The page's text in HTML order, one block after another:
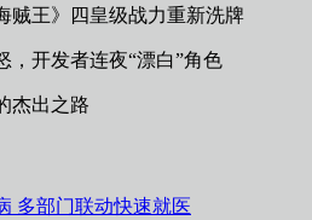
贼王》四皇级战力重新洗牌
，开发者连夜“漂白”角色
杰出之路
多部门联动快速就医